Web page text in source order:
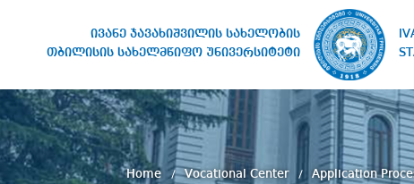
ივანე ჯავახიშვილის სახელობის
თბილისის სახელმწიფო უნივერსიტეტი
Home Vocational Center Application